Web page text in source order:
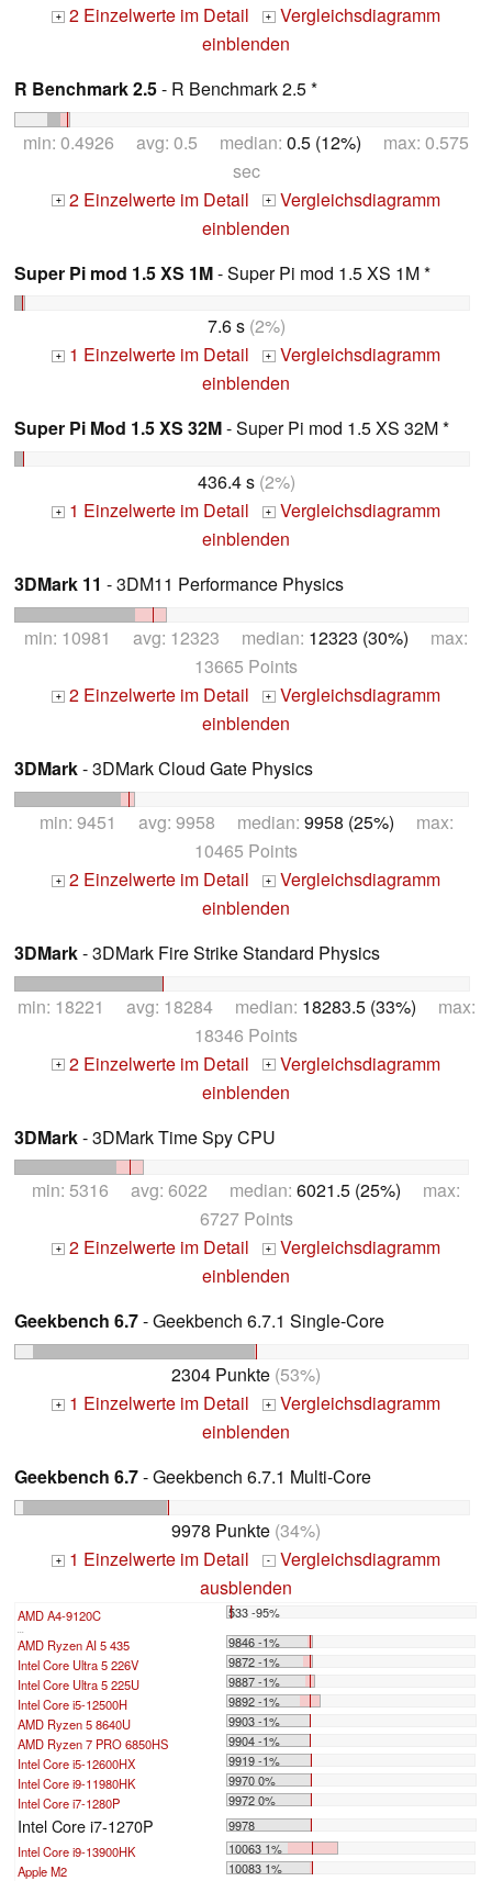
+ 2 Einzelwerte im Detail + Vergleichsdiagramm
einblenden
R Benchmark 2.5- R Benchmark 2.5 *
min: 0.4926 avg: 0.5 median: 0.5 (12%) max: 0.575
sec
+ 2 Einzelwerte im Detail + Vergleichsdiagramm
einblenden
Super Pi mod 1.5 XS 1M- Super Pi mod 1.5 XS 1M *
7.6 s(2%)
+ 1 Einzelwerte im Detail + Vergleichsdiagramm
einblenden
Super Pi Mod 1.5 XS 32M- Super Pi mod 1.5 XS 32M *
436.4 s(2%)
+ 1 Einzelwerte im Detail + Vergleichsdiagramm
einblenden
3DMark 11 - 3DM11 Performance Physics
min: 10981 avg: 12323 median: 12323 (30%) max:
13665 Points
+ 2 Einzelwerte im Detail + Vergleichsdiagramm
einblenden
3DMark- 3DMark Cloud Gate Physics
min: 9451 avg: 9958 median: 9958 (25%) max:
10465 Points
+ 2 Einzelwerte im Detail + Vergleichsdiagramm
einblenden
3DMark- 3DMark Fire Strike Standard Physics
min: 18221 avg: 18284 median: 18283.5 (33%) max:
18346 Points
+ 2 Einzelwerte im Detail + Vergleichsdiagramm
einblenden
3DMark- 3DMark Time Spy CPU
min: 5316 avg: 6022 median: 6021.5 (25%) max:
6727 Points
+ 2 Einzelwerte im Detail + Vergleichsdiagramm
einblenden
Geekbench 6.7- Geekbench 6.7.1 Single-Core
2304 Punkte (53%)
+ 1 Einzelwerte im Detail + Vergleichsdiagramm
einblenden
Geekbench 6.7- Geekbench 6.7.1 Multi-Core
9978 Punkte (34%)
+ 1 Einzelwerte im Detail - Vergleichsdiagramm
ausblenden
AMD A4-9120C 533 -95%
...
AMD Ryzen AI 5 435
9846 -1%
Intel Core Ultra 5 226V
9872 -1%
Intel Core Ultra 5 225U
9887 -1%
Intel Core i5-12500H
9892 -1%
AMD Ryzen 5 8640U
9903 -1%
AMD Ryzen 7 PRO 6850HS
9904 -1%
Intel Core i5-12600HX
9919 -1%
Intel Core i9-11980HK
9970 0%
Intel Core i7-1280P
9972 0%
Intel Core i7-1270P
9978
Intel Core i9-13900HK
10063 1%
Apple M2
10083 1%